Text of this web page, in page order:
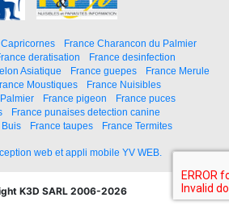
France Charancon du Palmier
deratisation
France desinfection
Asiatique France guepes
France Merule
Moustiques
France Nuisibles
France pigeon
France puces
France punaises detection canine
France taupes France Termites
web et appli mobile YV WEB.
K3D SARL 2006-2026